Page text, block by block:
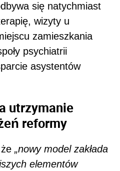
się natychmiast
wizyty u
zamieszkania
psychiatrii
asystentów
utrzymanie
reformy
„nowy model zakłada
elementów